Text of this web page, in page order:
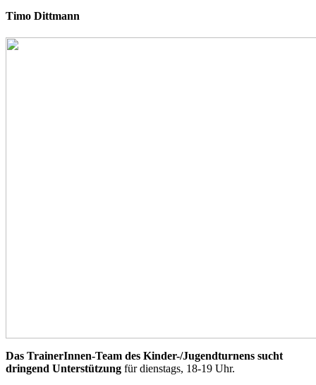
Timo Dittmann
Das TrainerInnen-Team des Kinder-/Jugendturnens sucht
dringend Unterstützung für dienstags, 18-19 Uhr.